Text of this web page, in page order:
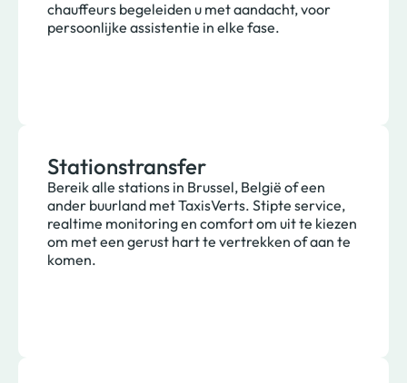
chauffeurs begeleiden u met aandacht, voor
persoonlijke assistentie in elke fase.
Stationstransfer
Bereik alle stations in Brussel, België of een
ander buurland met TaxisVerts. Stipte service,
realtime monitoring en comfort om uit te kiezen
om met een gerust hart te vertrekken of aan te
komen.